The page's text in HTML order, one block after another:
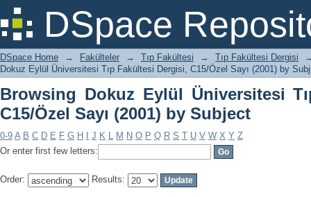
DSpace
Browsing Dokuz Eylül Üniversitesi
Subject
DSpace Home → Fakülteler → Tıp Fakültesi → Tıp Fakültesi Dergisi
Dokuz Eylül Üniversitesi Tıp Fakültesi Dergisi, C15/Özel Sayı (2001) by
Browsing Dokuz Eylül Üniversitesi
C15/Özel Sayı (2001) by Subject
0-9 A B C D E F G H J K L M N O P Q R S T U V W X Y Z
Or enter first few letters:
Order: Results: